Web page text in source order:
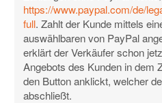
https://www.paypal.com/de/
full. Zahlt der Kunde mittels
auswählbaren von PayPal
erklärt der Verkäufer schon
Angebots des Kunden in dem
den Button anklickt, welcher
abschließt.